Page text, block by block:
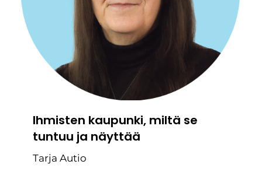
Ihmisten kaupunki, miltä se
tuntuu ja näyttää
Tarja Autio